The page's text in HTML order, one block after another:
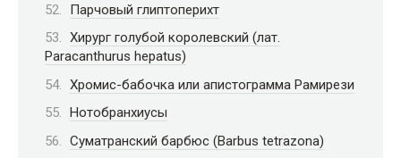
Парчовый глиптоперихт
Хирург голубой королевский (лат.
Paracanthurus hepatus)
Хромис-бабочка или апистограмма Рамирези
Нотобранхиусы
Суматранский барбюс (Barbus tetrazona)